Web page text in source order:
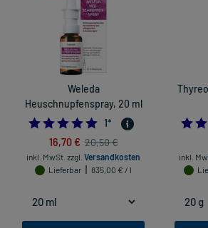
Weleda
Heuschnupfenspray, 20 ml
5.0
1*
16,70 € 20,50 €
inkl. MwSt. zzgl. Versandkosten
Lieferbar
835,00 € / l
inkl.